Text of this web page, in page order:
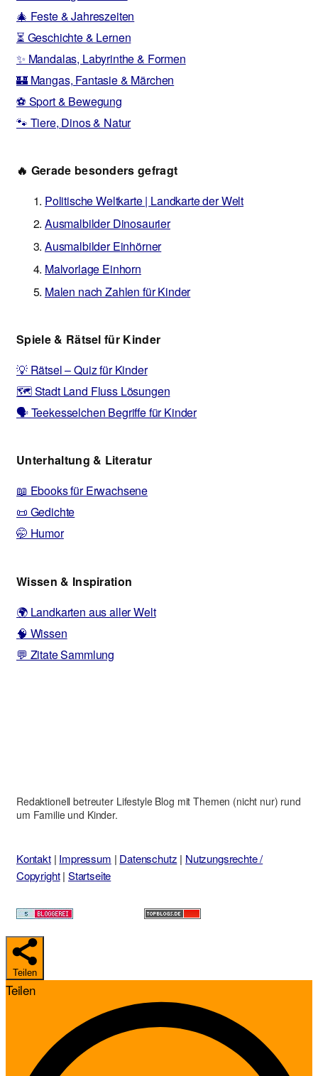
🎄 Feste & Jahreszeiten
⏳ Geschichte & Lernen
✨ Mandalas, Labyrinthe & Formen
🏰 Mangas, Fantasie & Märchen
⚽ Sport & Bewegung
🐾 Tiere, Dinos & Natur
🔥 Gerade besonders gefragt
Politische Weltkarte | Landkarte der Welt
Ausmalbilder Dinosaurier
Ausmalbilder Einhörner
Malvorlage Einhorn
Malen nach Zahlen für Kinder
Spiele & Rätsel für Kinder
💡 Rätsel – Quiz für Kinder
🗺️ Stadt Land Fluss Lösungen
🗣️ Teekesselchen Begriffe für Kinder
Unterhaltung & Literatur
📖 Ebooks für Erwachsene
📜 Gedichte
🤭 Humor
Wissen & Inspiration
🌍 Landkarten aus aller Welt
🧠 Wissen
💬 Zitate Sammlung
Redaktionell betreuter Lifestyle Blog mit Themen (nicht nur) rund
um Familie und Kinder.
Kontakt| Impressum | Datenschutz | Nutzungsrechte /
Copyright| Startseite
Teilen
Teilen